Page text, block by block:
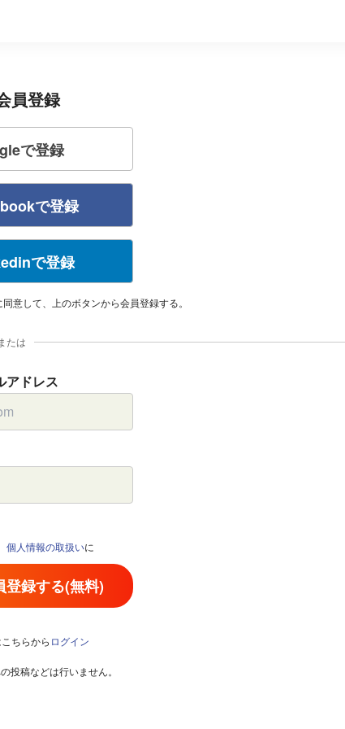
員登録
で登録
で登録
で登録
同意して、上のボタンから会員登録する。
たは
アドレス
個人情報の取扱いに
登録する(無料)
ちらから ログイン
投稿などは行いません。